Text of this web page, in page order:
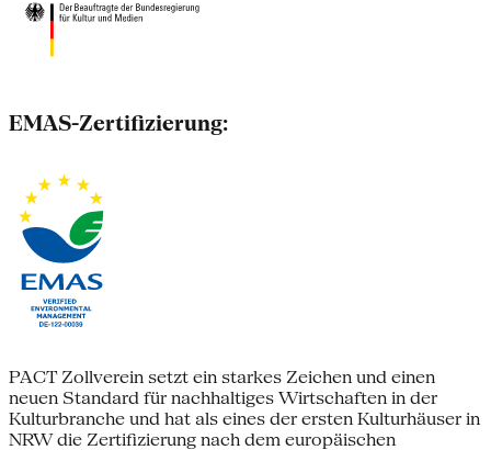
EMAS-Zertifizierung:
PACT Zollverein setzt ein starkes Zeichen und einen
neuen Standard für nachhaltiges Wirtschaften in der
Kulturbranche und hat als eines der ersten Kulturhäuser in
NRW die Zertifizierung nach dem europäischen